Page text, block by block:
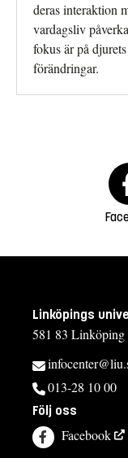
deras interaktion
vardagsliv
fokus är på
förändringar.
Linköpings
581 83 Linköping
013-28 10 00
Följ oss
Facebook